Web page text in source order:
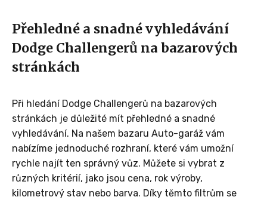
Přehledné a snadné vyhledávání
Dodge Challengerů na bazarových
stránkách
Při hledání Dodge Challengerů na bazarových
stránkách je důležité mít přehledné a snadné
vyhledávání. Na našem bazaru Auto-garáž vám
nabízíme jednoduché rozhraní, které vám umožní
rychle najít ten správný vůz. Můžete si vybrat z
různých kritérií, jako jsou cena, rok výroby,
kilometrový stav nebo barva. Díky těmto filtrům se